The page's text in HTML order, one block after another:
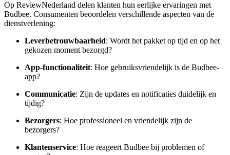
Op ReviewNederland delen klanten hun eerlijke ervaringen met
Budbee. Consumenten beoordelen verschillende aspecten van de
dienstverlening:
Leverbetrouwbaarheid: Wordt het pakket op tijd en op het
gekozen moment bezorgd?
App-functionaliteit: Hoe gebruiksvriendelijk is de Budbee-
app?
Communicatie: Zijn de updates en notificaties duidelijk en
tijdig?
Bezorgers: Hoe professioneel en vriendelijk zijn de
bezorgers?
Klantenservice: Hoe reageert Budbee bij problemen of